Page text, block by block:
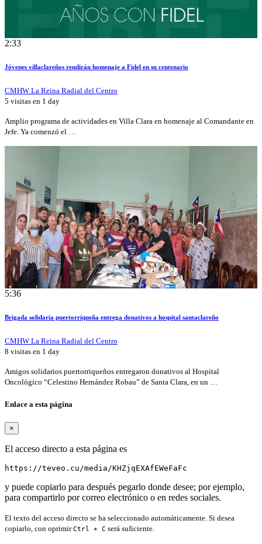
2:33
Jóvenes villaclareños rendirán homenaje a Fidel en su centenario
CMHW La Reina Radial del Centro
5 visitas en 1 day
Amplio programa de actividades en Villa Clara en homenaje al Comandante en
Jefe. Ya comenzó el …
5:36
Brigada solidaria puertorriqueña entrega donativos a hospital santaclareño
CMHW La Reina Radial del Centro
8 visitas en 1 day
Amigos solidarios puertorriqueños entregaron donativos al Hospital
Oncológico “Celestino Hernández Robau” de Santa Clara, en un …
Enlace a esta página
×
El acceso directo a esta página es
https://teveo.cu/media/KHZjqEXAfEWeFaFc
y puede copiarlo para después pegarlo donde desee; por ejemplo,
para compartirlo por correo electrónico o en redes sociales.
El texto del acceso directo se ha seleccionado automáticamente. Si desea
copiarlo, con oprimirCtrl + C será suficiente.